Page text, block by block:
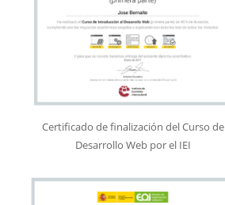
Certificado de finalización del Curso de
Desarrollo Web por el IEI